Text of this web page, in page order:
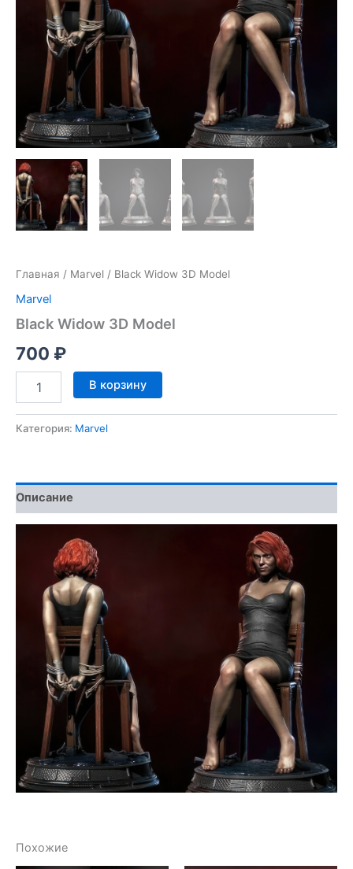
Главная / Marvel / Black Widow 3D Model
Marvel
Black Widow 3D Model
700 ₽
Количество
товара
Widow
В корзину
Категория: Marvel
Описание
Похожие